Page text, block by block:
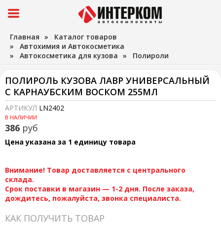
Главная » Каталог товаров
» Автохимия и Автокосметика
» Автокосметика для кузова » Полироли
ПОЛИРОЛЬ КУЗОВА ЛАВР УНИВЕРСАЛЬНЫЙ
С КАРНАУБСКИМ ВОСКОМ 255МЛ
АРТИКУЛ LN2402
В НАЛИЧИИ
386 руб
Цена указана за 1 единицу товара
Внимание! Товар доставляется с центрального
склада.
Срок поставки в магазин — 1-2 дня. После заказа,
дождитесь, пожалуйста, звонка специалиста.
КАК ПОЛУЧИТЬ ТОВАР